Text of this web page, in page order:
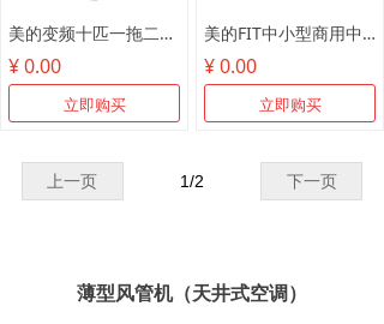
美的变频十匹一拖二MDV-250W/SN1-8R1
¥ 0.00
立即购买
美的FIT中小型商用中央空调
¥ 0.00
立即购买
上一页 下一页
1/2
薄型风管机（天井式空调）